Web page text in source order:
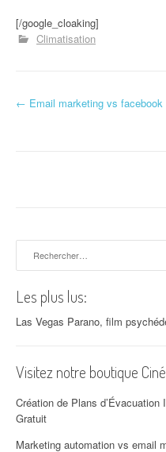
[/google_cloaking]
Climatisation
Navigation
← Email marketing vs facebook
Les plus lus:
Las Vegas Parano, film
Visitez notre boutique
Création de Plans
Gratuit
Marketing automation vs email